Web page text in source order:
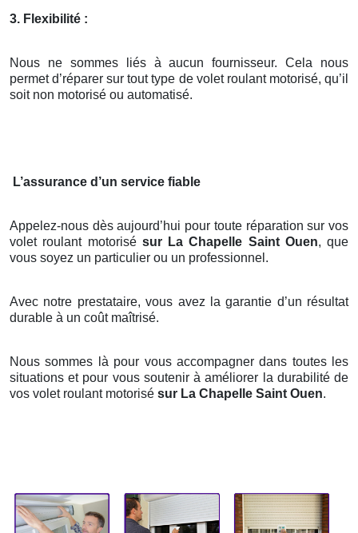
3. Flexibilité :
Nous ne sommes liés à aucun fournisseur. Cela nous
permet d’réparer sur tout type de volet roulant motorisé, qu’il
soit non motorisé ou automatisé.
L’assurance d’un service fiable
Appelez-nous dès aujourd’hui pour toute réparation sur vos
volet roulant motorisé sur La Chapelle Saint Ouen, que
vous soyez un particulier ou un professionnel.
Avec notre prestataire, vous avez la garantie d’un résultat
durable à un coût maîtrisé.
Nous sommes là pour vous accompagner dans toutes les
situations et pour vous soutenir à améliorer la durabilité de
vos volet roulant motorisé sur La Chapelle Saint Ouen.